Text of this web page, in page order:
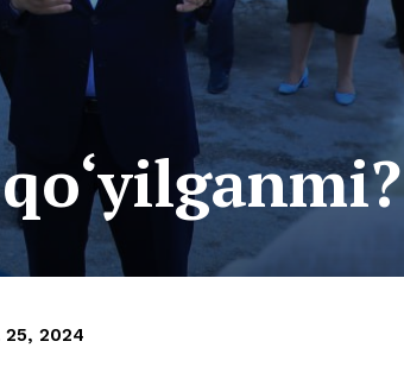
25, 2024